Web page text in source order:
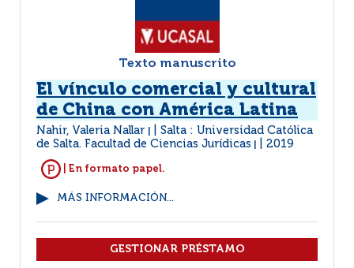
Texto manuscrito
El vínculo comercial y cultural
de China con América Latina
Nahir, Valeria Nallar
Salta : Universidad Católica
de Salta. Facultad de Ciencias Jurídicas
2019
| En formato papel.
MÁS INFORMACIÓN...